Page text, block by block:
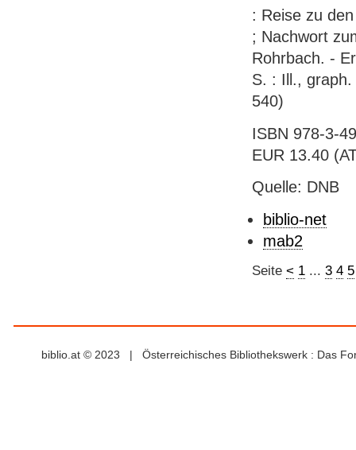
: Reise zu
; Nachwort
Rohrbach. -
S. : Ill.,
540)
ISBN 978-3-
EUR 13.40
Quelle: DNB
biblio-net
mab2
Seite < 1... 3 4 5
biblio.at © 2023 | Österreichisches Bibliothekswerk : Das